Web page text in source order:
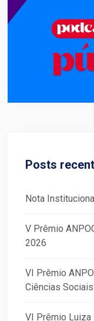
Posts
Nota Institucional
V Prêmio
2026
VI Prêmio
Ciências
VI Prêmio Luiza